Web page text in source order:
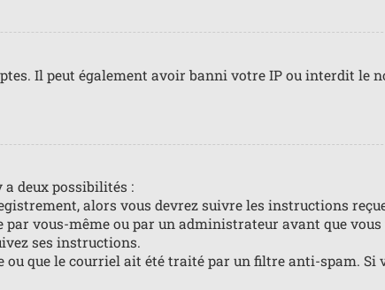
Il peut également avoir banni votre IP ou interdit le
a deux possibilités :
alors vous devrez suivre les instructions
vous-même ou par un administrateur avant que vous
ses instructions.
que le courriel ait été traité par un filtre anti-spam. Si